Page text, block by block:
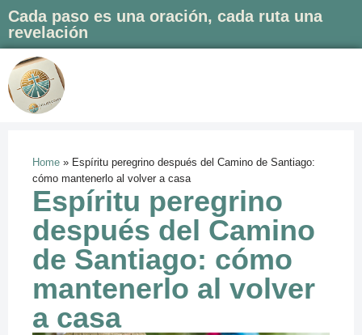
al
contenido
Cada paso es una oración, cada ruta una
revelación
Home » Espíritu peregrino después del Camino de Santiago:
cómo mantenerlo al volver a casa
Espíritu peregrino
después del Camino
de Santiago: cómo
mantenerlo al volver
a casa